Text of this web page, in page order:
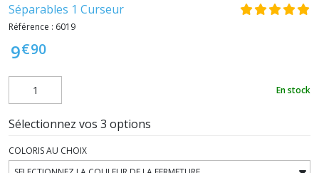
Séparables 1 Curseur
Référence : 6019
9€90
En stock
Sélectionnez vos 3 options
COLORIS AU CHOIX